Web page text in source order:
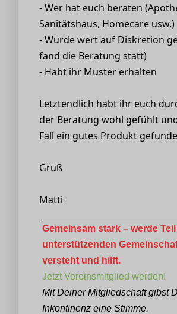
- Wer hat euch beraten
Sanitätshaus, Homecare usw.)
- Wurde wert auf Diskretion
fand die Beratung statt)
- Habt ihr Muster erhalten
Letztendlich habt ihr euch
der Beratung wohl gefühlt
Fall ein gutes Produkt
Gruß
Matti
Gemeinsam stark – werde
unterstützenden
versteht und hilft.
Jetzt Vereinsmitglied werden!
Mit Deiner Mitgliedschaft gibst
Inkontinenz eine Stimme.